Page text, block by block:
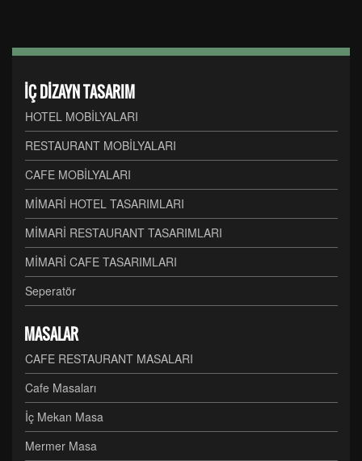
İÇ DİZAYN TASARIM
HOTEL MOBİLYALARI
RESTAURANT MOBİLYALARI
CAFE MOBİLYALARI
MİMARİ HOTEL TASARIMLARI
MİMARİ RESTAURANT TASARIMLARI
MİMARİ CAFE TASARIMLARI
Seperatör
MASALAR
CAFE RESTAURANT MASALARI
Cafe Masaları
İç Mekan Masa
Mermer Masa